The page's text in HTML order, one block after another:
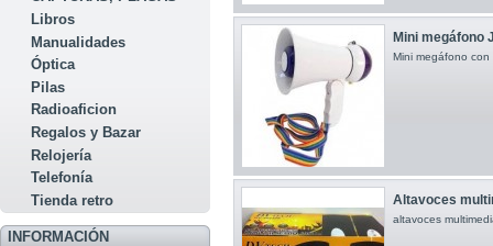
Libros
Manualidades
Óptica
Pilas
Radioaficion
Regalos y Bazar
Relojería
Telefonía
Tienda retro
INFORMACIÓN
Mini megáfono
Mini megáfono
Altavoces
altavoces